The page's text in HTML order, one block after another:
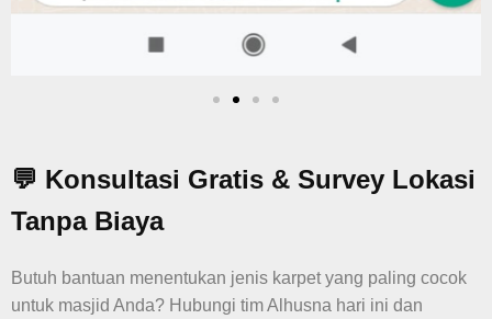
💬 Konsultasi Gratis & Survey Lokasi
Tanpa Biaya
Butuh bantuan menentukan jenis karpet yang paling cocok
untuk masjid Anda? Hubungi tim Alhusna hari ini dan